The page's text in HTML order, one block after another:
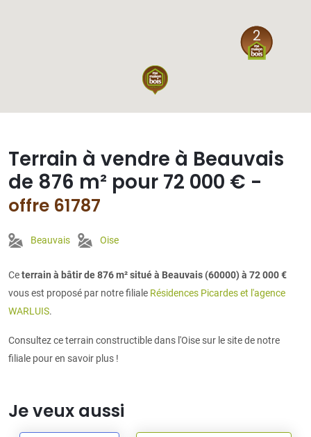
2
Terrain à vendre à Beauvais
de 876 m² pour 72 000 € -
offre 61787
Beauvais Oise
Ceterrain à bâtir de 876 m² situé à Beauvais (60000) à 72 000 €
vous est proposé par notre filiale Résidences Picardes et l'agence
WARLUIS.
Consultez ce terrain constructible dans l'Oise sur le site de notre
filiale pour en savoir plus !
Je veux aussi